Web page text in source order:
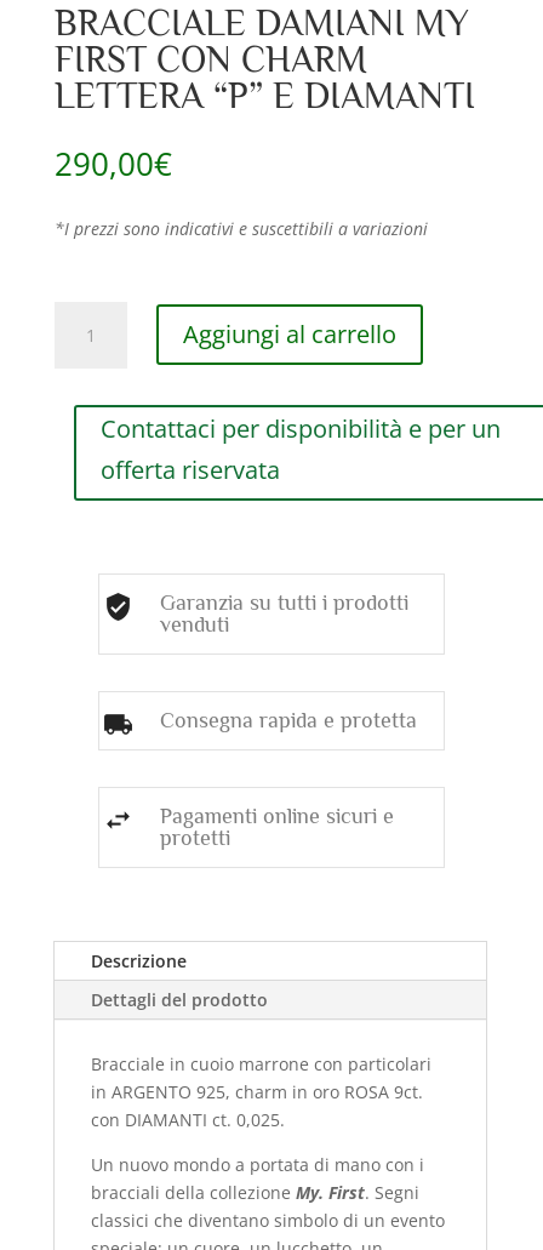
BRACCIALE DAMIANI MY
FIRST CON CHARM
LETTERA “P” E DIAMANTI
290,00€
*I prezzi sono indicativi e suscettibili a variazioni
DAMIANI
LETTERA
quantità
Aggiungi al carrello
Contattaci per disponibilità e per un
offerta riservata
Garanzia su tutti i prodotti
venduti
Consegna rapida e protetta
Pagamenti online sicuri e
protetti
Descrizione
Dettagli del prodotto
Bracciale in cuoio marrone con particolari
in ARGENTO 925, charm in oro ROSA 9ct.
con DIAMANTI ct. 0,025.
Un nuovo mondo a portata di mano con i
bracciali della collezione My. First. Segni
classici che diventano simbolo di un evento